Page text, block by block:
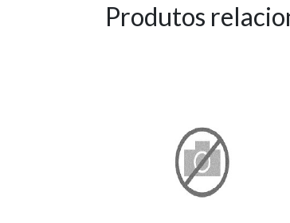
Produtos